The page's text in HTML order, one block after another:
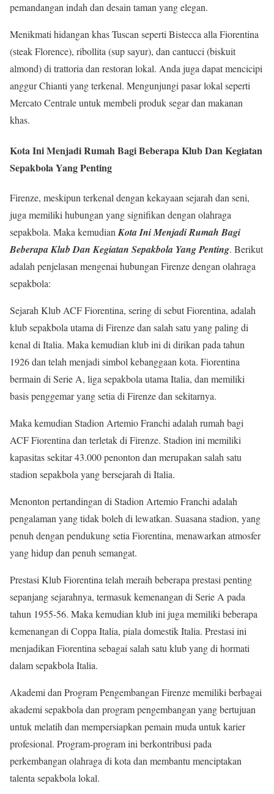
pemandangan indah dan desain taman yang elegan.
Menikmati hidangan khas Tuscan seperti Bistecca alla Fiorentina
(steak Florence), ribollita (sup sayur), dan cantucci (biskuit
almond) di trattoria dan restoran lokal. Anda juga dapat mencicipi
anggur Chianti yang terkenal. Mengunjungi pasar lokal seperti
Mercato Centrale untuk membeli produk segar dan makanan
khas.
Kota Ini Menjadi Rumah Bagi Beberapa Klub Dan Kegiatan
Sepakbola Yang Penting
Firenze, meskipun terkenal dengan kekayaan sejarah dan seni,
juga memiliki hubungan yang signifikan dengan olahraga
sepakbola. Maka kemudianKota Ini Menjadi Rumah Bagi
Beberapa Klub Dan Kegiatan Sepakbola Yang Penting. Berikut
adalah penjelasan mengenai hubungan Firenze dengan olahraga
sepakbola:
Sejarah Klub ACF Fiorentina, sering di sebut Fiorentina, adalah
klub sepakbola utama di Firenze dan salah satu yang paling di
kenal di Italia. Maka kemudian klub ini di dirikan pada tahun
1926 dan telah menjadi simbol kebanggaan kota. Fiorentina
bermain di Serie A, liga sepakbola utama Italia, dan memiliki
basis penggemar yang setia di Firenze dan sekitarnya.
Maka kemudian Stadion Artemio Franchi adalah rumah bagi
ACF Fiorentina dan terletak di Firenze. Stadion ini memiliki
kapasitas sekitar 43.000 penonton dan merupakan salah satu
stadion sepakbola yang bersejarah di Italia.
Menonton pertandingan di Stadion Artemio Franchi adalah
pengalaman yang tidak boleh di lewatkan. Suasana stadion, yang
penuh dengan pendukung setia Fiorentina, menawarkan atmosfer
yang hidup dan penuh semangat.
Prestasi Klub Fiorentina telah meraih beberapa prestasi penting
sepanjang sejarahnya, termasuk kemenangan di Serie A pada
tahun 1955-56. Maka kemudian klub ini juga memiliki beberapa
kemenangan di Coppa Italia, piala domestik Italia. Prestasi ini
menjadikan Fiorentina sebagai salah satu klub yang di hormati
dalam sepakbola Italia.
Akademi dan Program Pengembangan Firenze memiliki berbagai
akademi sepakbola dan program pengembangan yang bertujuan
untuk melatih dan mempersiapkan pemain muda untuk karier
profesional. Program-program ini berkontribusi pada
perkembangan olahraga di kota dan membantu menciptakan
talenta sepakbola lokal.